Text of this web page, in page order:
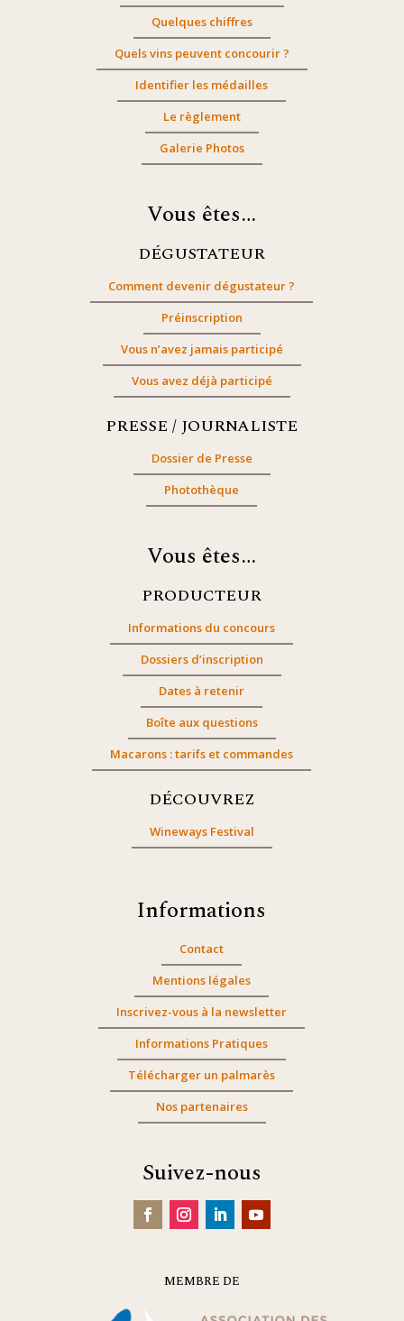
Quelques chiffres
Quels vins peuvent concourir ?
Identifier les médailles
Le règlement
Galerie Photos
Vous êtes…
DÉGUSTATEUR
Comment devenir dégustateur ?
Préinscription
Vous n’avez jamais participé
Vous avez déjà participé
PRESSE / JOURNALISTE
Dossier de Presse
Photothèque
Vous êtes…
PRODUCTEUR
Informations du concours
Dossiers d’inscription
Dates à retenir
Boîte aux questions
Macarons : tarifs et commandes
DÉCOUVREZ
Wineways Festival
Informations
Contact
Mentions légales
Inscrivez-vous à la newsletter
Informations Pratiques
Télécharger un palmarès
Nos partenaires
Suivez-nous
MEMBRE DE